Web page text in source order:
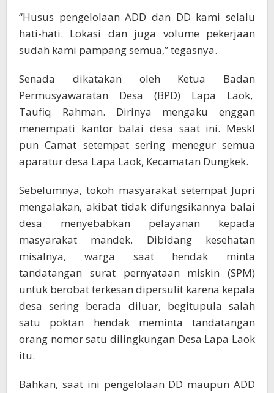
“Husus pengelolaan ADD dan DD kami selalu
hati-hati. Lokasi dan juga volume pekerjaan
sudah kami pampang semua,” tegasnya.
Senada dikatakan oleh Ketua Badan
Permusyawaratan Desa (BPD) Lapa Laok,
Taufiq Rahman. Dirinya mengaku enggan
menempati kantor balai desa saat ini. MeskI
pun Camat setempat sering menegur semua
aparatur desa Lapa Laok, Kecamatan Dungkek.
Sebelumnya, tokoh masyarakat setempat Jupri
mengalakan, akibat tidak difungsikannya balai
desa menyebabkan pelayanan kepada
masyarakat mandek. Dibidang kesehatan
misalnya, warga saat hendak minta
tandatangan surat pernyataan miskin (SPM)
untuk berobat terkesan dipersulit karena kepala
desa sering berada diluar, begitupula salah
satu poktan hendak meminta tandatangan
orang nomor satu dilingkungan Desa Lapa Laok
itu.
Bahkan, saat ini pengelolaan DD maupun ADD